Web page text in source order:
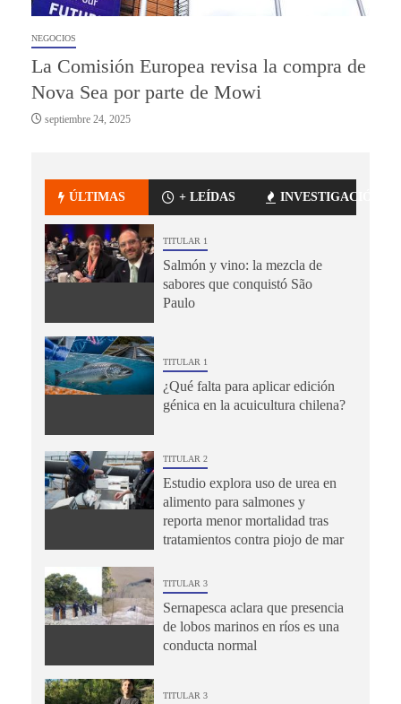
NEGOCIOS
La Comisión Europea revisa la compra de
Nova Sea por parte de Mowi
septiembre 24, 2025
ÚLTIMAS + LEÍDAS INVESTIGACIÓN
TITULAR 1
Salmón y vino: la mezcla de
sabores que conquistó São
Paulo
TITULAR 1
¿Qué falta para aplicar edición
génica en la acuicultura chilena?
TITULAR 2
Estudio explora uso de urea en
alimento para salmones y
reporta menor mortalidad tras
tratamientos contra piojo de mar
TITULAR 3
Sernapesca aclara que presencia
de lobos marinos en ríos es una
conducta normal
TITULAR 3